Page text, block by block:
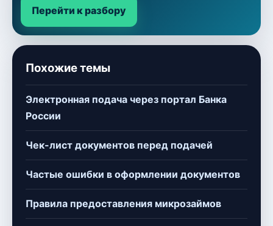
Перейти к разбору
Похожие темы
Электронная подача через портал Банка
России
Чек-лист документов перед подачей
Частые ошибки в оформлении документов
Правила предоставления микрозаймов